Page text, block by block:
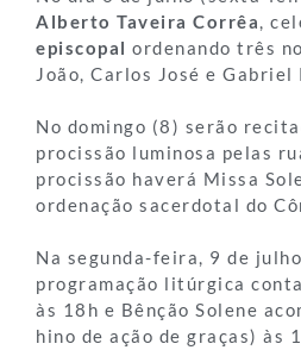
Alberto Taveira Corrêa,
episcopal ordenando três
João, Carlos José e
No domingo (8) serão
procissão luminosa pelas
procissão haverá Missa
ordenação sacerdotal do
Na segunda-feira, 9 de
programação litúrgica
às 18h e Bênção Solene
hino de ação de graças) às